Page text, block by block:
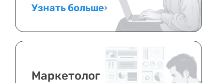
Узнать больше
Маркетолог